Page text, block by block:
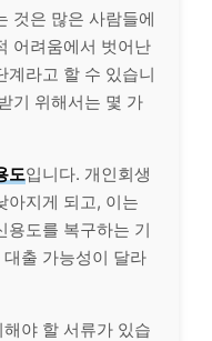
것은 많은 사람들에
어려움에서 벗어난
계라고 할 수 있습니
기 위해서는 몇 가
도입니다. 개인회생
아지게 되고, 이는
용도를 복구하는 기
출 가능성이 달라
야 할 서류가 있습